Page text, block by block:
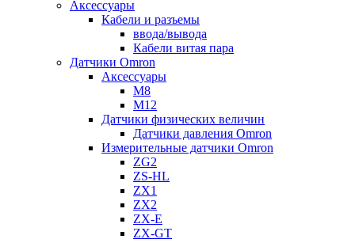
Аксессуары
Кабели и разъемы
ввода/вывода
Кабели витая пара
Датчики Omron
Аксессуары
M8
M12
Датчики физических величин
Датчики давления Omron
Измерительные датчики Omron
ZG2
ZS-HL
ZX1
ZX2
ZX-E
ZX-GT